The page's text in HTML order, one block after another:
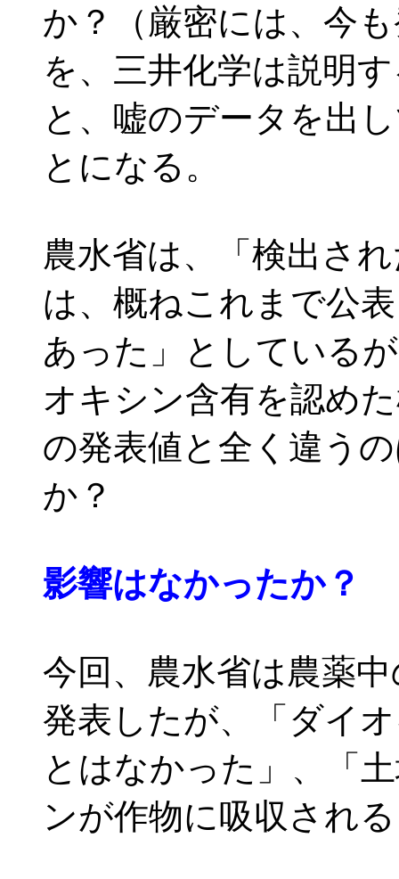
か？（厳密には、今
を、三井化学は説明
と、嘘のデータを出
とになる。
農水省は、「検出さ
は、概ねこれまで公
あった」としている
オキシン含有を認め
の発表値と全く違う
か？
影響はなかったか？
今回、農水省は農薬
発表したが、「ダイ
とはなかった」、「
ンが作物に吸収され